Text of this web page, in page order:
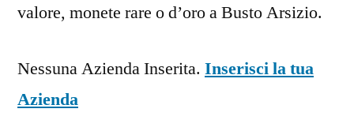
valore, monete rare o d’oro a Busto Arsizio.
Nessuna Azienda Inserita. Inserisci la tua
Azienda